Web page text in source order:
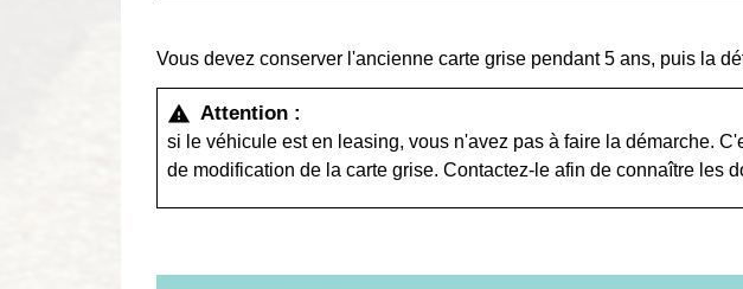
Vous devez conserver l'ancienne carte grise pendant 5 ans, puis la
warning Attention :
si le véhicule est en leasing, vous n'avez pas à faire la démarche.
de modification de la carte grise. Contactez-le afin de connaître les